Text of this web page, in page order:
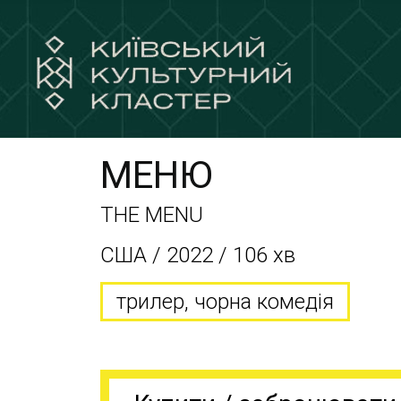
МЕНЮ
THE MENU
США / 2022 / 106 хв
трилер, чорна комедія